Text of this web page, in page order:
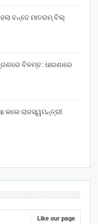
ବନ୍ଦେ ମାତରମ୍‌ ବିଲ୍‌
ବିଳମ୍ବ: ଧାରଣାରେ
କଲେ ରାଜସ୍ୱମନ୍ତ୍ରୀ
Like our page